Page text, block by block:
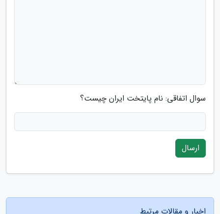
سوال اتفاقی: نام پایتخت ایران چیست؟
ارسال
اخبار و مقالات مرتبط